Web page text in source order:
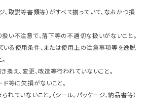
、取説等書類等）がすべて揃っていて、なおかつ損
い不注意で、落下等の不適切な扱いがないこと。
いる使用条件、または使用上の注意事項等を逸脱
換え、変更、改造等行われていないこと。
ド等に欠損がないこと。
れていないこと。（シール、パッケージ、納品書等）